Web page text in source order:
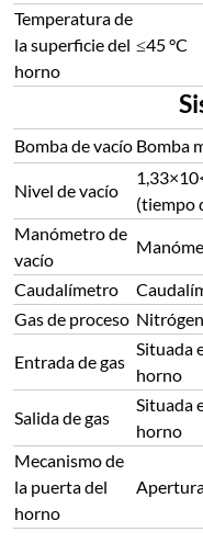
Temperatura de
la superficie del
horno
≤45 °C
Bomba de vacío Bomba
Nivel de vacío
(tiempo
Manómetro de
vacío
Caudalímetro
Gas de proceso
Entrada de gas
Situada
horno
Salida de gas
Situada
horno
Mecanismo de
la puerta del
horno